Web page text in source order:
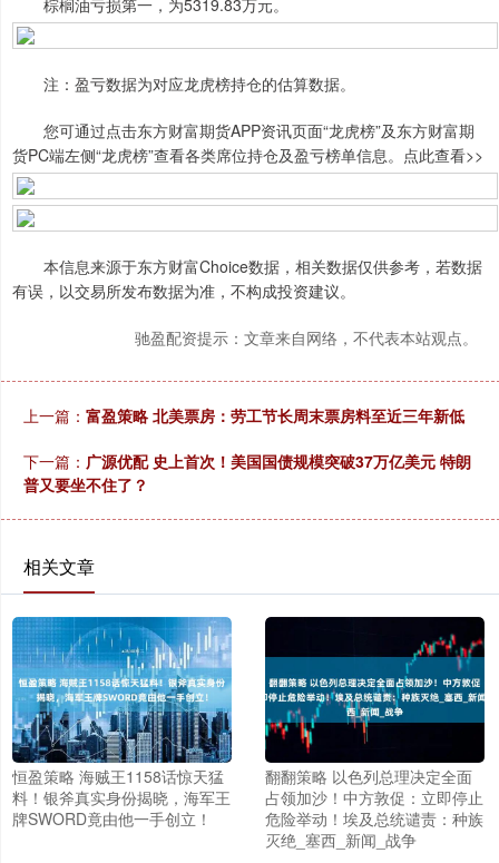
注：盈亏数据为对应龙虎榜持仓的估算数据。
您可通过点击东方财富期货APP资讯页面“龙虎榜”及东方财富期
货PC端左侧“龙虎榜”查看各类席位持仓及盈亏榜单信息。点此查看>>
本信息来源于东方财富Choice数据，相关数据仅供参考，若数据
有误，以交易所发布数据为准，不构成投资建议。
驰盈配资提示：文章来自网络，不代表本站观点。
上一篇： 富盈策略 北美票房：劳工节长周末票房料至近三年新低
下一篇： 广源优配 史上首次！美国国债规模突破37万亿美元 特朗
普又要坐不住了？
相关文章
恒盈策略 海贼王1158话惊天猛
料！银斧真实身份揭晓，海军王
牌SWORD竟由他一手创立！
翻翻策略 以色列总理决定全面
占领加沙！中方敦促：立即停止
危险举动！埃及总统谴责：种族
灭绝_塞西_新闻_战争